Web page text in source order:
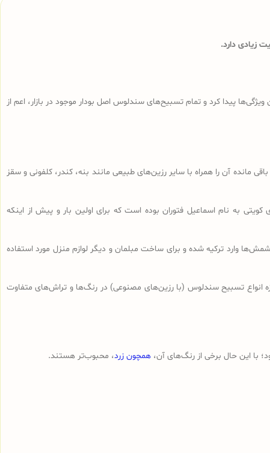
زیادی دارد.
پیدا کرد و تمام تسبیح‌های سندلوس‌ اصل بودار موجود در بازار، اعم از
تراشه‌های باقی مانده آن را همراه با سایر رزین‌های طبیعی مانند بنه، کندر، کلفونی و سقز
به نام اسماعیل فتوران بوده است که برای اولین بار و پیش از اینکه
وارد ترکیه شده و برای ساخت مبلمان و دیگر لوازم منزل مورد استفاده
انواع تسبیح‌ سندلوس (با رزین‌های مصنوعی) در رنگ‌ها و تراش‌های متفاوت
با این حال برخی از رنگ‌های آن، همچون زرد، محبوب‌تر هستند.